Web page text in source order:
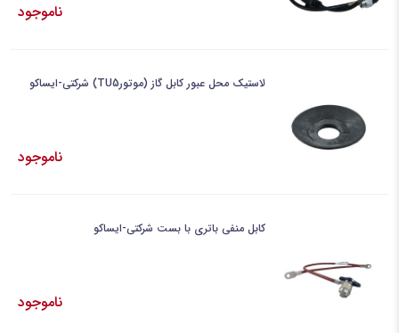
ناموجود
لاستیک محل عبور کابل گاز (موتورTU5) شرکتی-ایساکو
ناموجود
کابل منفی باتری با بست شرکتی-ایساکو
ناموجود